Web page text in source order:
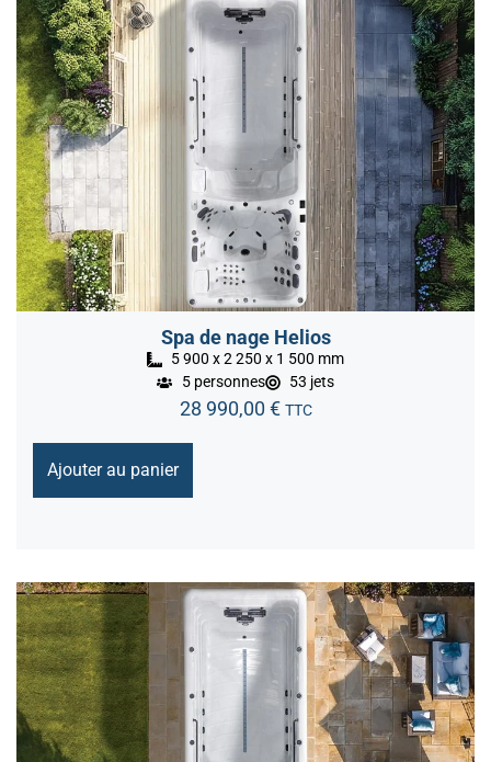
Spa de nage Helios
5 900 x 2 250 x 1 500 mm
5 personnes
53 jets
28 990,00 € TTC
Ajouter au panier